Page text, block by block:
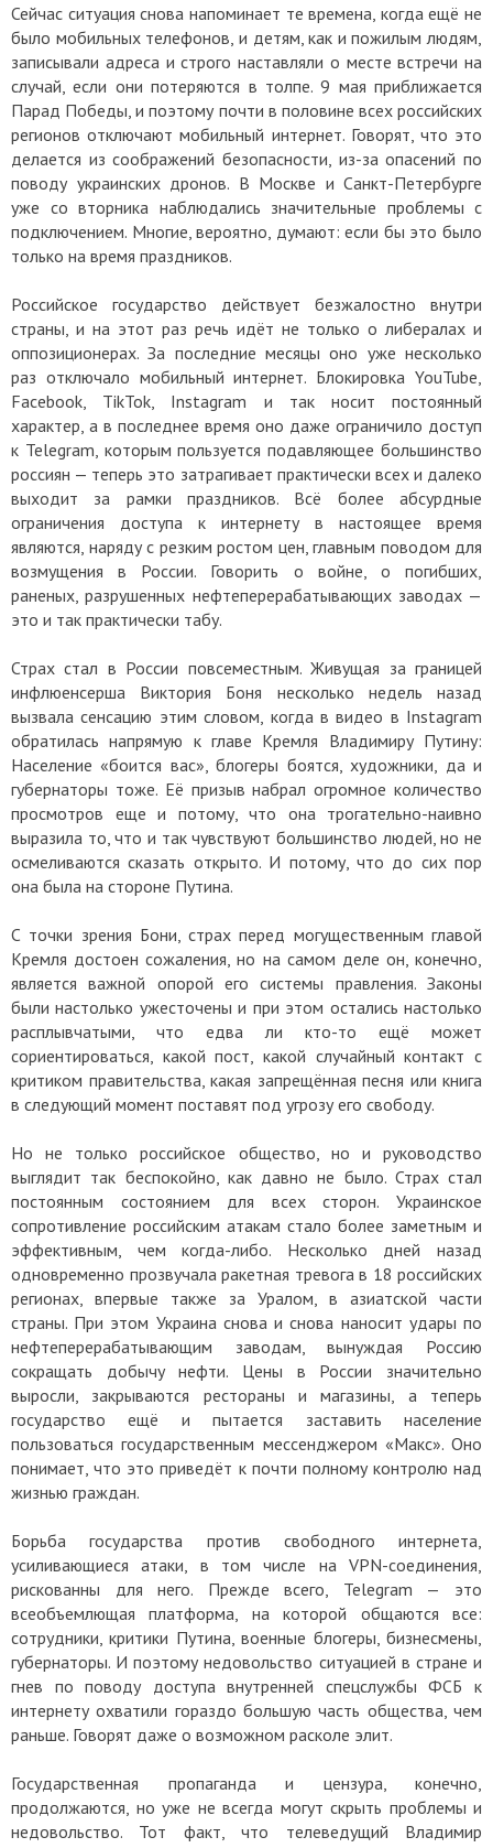
Сейчас ситуация снова напоминает те времена, когда ещё не
было мобильных телефонов, и детям, как и пожилым людям,
записывали адреса и строго наставляли о месте встречи на
случай, если они потеряются в толпе. 9 мая приближается
Парад Победы, и поэтому почти в половине всех российских
регионов отключают мобильный интернет. Говорят, что это
делается из соображений безопасности, из-за опасений по
поводу украинских дронов. В Москве и Санкт-Петербурге
уже со вторника наблюдались значительные проблемы с
подключением. Многие, вероятно, думают: если бы это было
только на время праздников.
Российское государство действует безжалостно внутри
страны, и на этот раз речь идёт не только о либералах и
оппозиционерах. За последние месяцы оно уже несколько
раз отключало мобильный интернет. Блокировка YouTube,
Facebook, TikTok, Instagram и так носит постоянный
характер, а в последнее время оно даже ограничило доступ
к Telegram, которым пользуется подавляющее большинство
россиян — теперь это затрагивает практически всех и далеко
выходит за рамки праздников. Всё более абсурдные
ограничения доступа к интернету в настоящее время
являются, наряду с резким ростом цен, главным поводом для
возмущения в России. Говорить о войне, о погибших,
раненых, разрушенных нефтеперерабатывающих заводах —
это и так практически табу.
Страх стал в России повсеместным. Живущая за границей
инфлюенсерша Виктория Боня несколько недель назад
вызвала сенсацию этим словом, когда в видео в Instagram
обратилась напрямую к главе Кремля Владимиру Путину:
Население «боится вас», блогеры боятся, художники, да и
губернаторы тоже. Её призыв набрал огромное количество
просмотров еще и потому, что она трогательно-наивно
выразила то, что и так чувствуют большинство людей, но не
осмеливаются сказать открыто. И потому, что до сих пор
она была на стороне Путина.
С точки зрения Бони, страх перед могущественным главой
Кремля достоен сожаления, но на самом деле он, конечно,
является важной опорой его системы правления. Законы
были настолько ужесточены и при этом остались настолько
расплывчатыми, что едва ли кто-то ещё может
сориентироваться, какой пост, какой случайный контакт с
критиком правительства, какая запрещённая песня или книга
в следующий момент поставят под угрозу его свободу.
Но не только российское общество, но и руководство
выглядит так беспокойно, как давно не было. Страх стал
постоянным состоянием для всех сторон. Украинское
сопротивление российским атакам стало более заметным и
эффективным, чем когда-либо. Несколько дней назад
одновременно прозвучала ракетная тревога в 18 российских
регионах, впервые также за Уралом, в азиатской части
страны. При этом Украина снова и снова наносит удары по
нефтеперерабатывающим заводам, вынуждая Россию
сокращать добычу нефти. Цены в России значительно
выросли, закрываются рестораны и магазины, а теперь
государство ещё и пытается заставить население
пользоваться государственным мессенджером «Макс». Оно
понимает, что это приведёт к почти полному контролю над
жизнью граждан.
Борьба государства против свободного интернета,
усиливающиеся атаки, в том числе на VPN-соединения,
рискованны для него. Прежде всего, Telegram — это
всеобъемлющая платформа, на которой общаются все:
сотрудники, критики Путина, военные блогеры, бизнесмены,
губернаторы. И поэтому недовольство ситуацией в стране и
гнев по поводу доступа внутренней спецслужбы ФСБ к
интернету охватили гораздо большую часть общества, чем
раньше. Говорят даже о возможном расколе элит.
Государственная пропаганда и цензура, конечно,
продолжаются, но уже не всегда могут скрыть проблемы и
недовольство. Тот факт, что телеведущий Владимир